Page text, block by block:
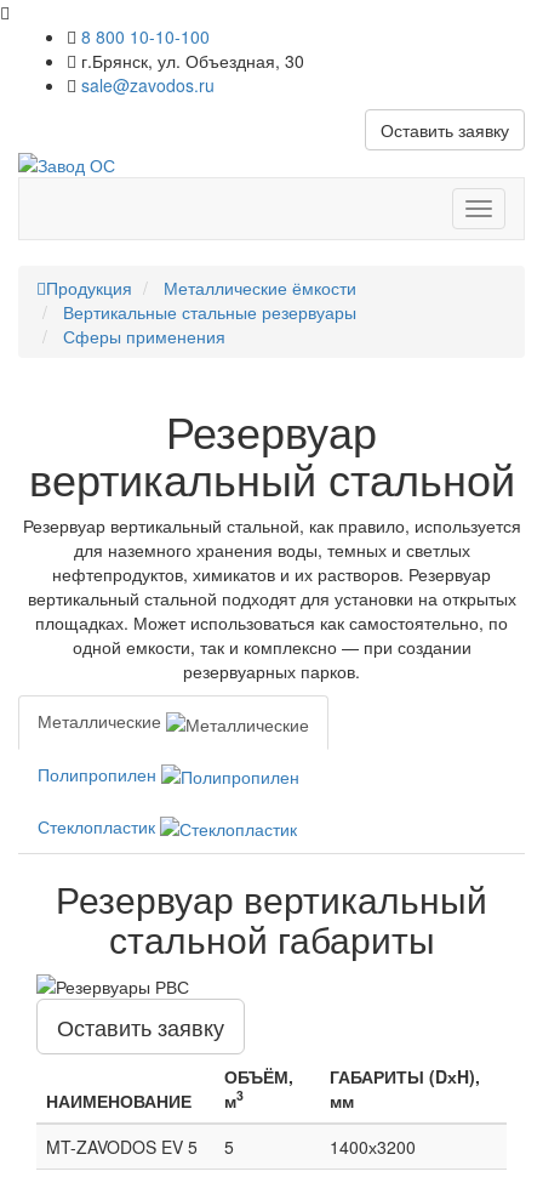
8 800 10-10-100
г.Брянск, ул. Объездная, 30
sale@zavodos.ru
Оставить заявку
меню
Продукция
Металлические ёмкости
Вертикальные стальные резервуары
Сферы применения
Резервуар
вертикальный стальной
Резервуар вертикальный стальной, как правило, используется
для наземного хранения воды, темных и светлых
нефтепродуктов, химикатов и их растворов. Резервуар
вертикальный стальной подходят для установки на открытых
площадках. Может использоваться как самостоятельно, по
одной емкости, так и комплексно — при создании
резервуарных парков.
Металлические
Полипропилен
Стеклопластик
Резервуар вертикальный
стальной габариты
Оставить заявку
НАИМЕНОВАНИЕ
ОБЪЁМ,
м3
ГАБАРИТЫ (DхH),
мм
MT-ZAVODOS EV 5
5
1400х3200